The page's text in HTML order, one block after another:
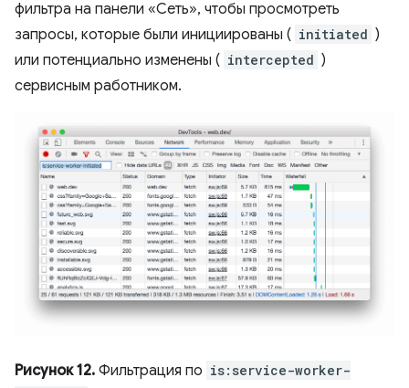
фильтра на панели «Сеть», чтобы просмотреть
запросы, которые были инициированы ( initiated )
или потенциально изменены ( intercepted )
сервисным работником.
Рисунок 12. Фильтрация по is:service-worker-